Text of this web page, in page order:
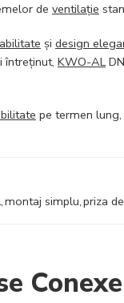
de ventilație
și design
întreținut, KWO-AL
pe termen
,montaj simplu,priza
Conexe